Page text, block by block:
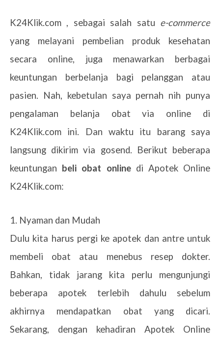
K24Klik.com , sebagai salah satu e-commerce
yang melayani pembelian produk kesehatan
secara online, juga menawarkan berbagai
keuntungan berbelanja bagi pelanggan atau
pasien. Nah, kebetulan saya pernah nih punya
pengalaman belanja obat via online di
K24Klik.com ini. Dan waktu itu barang saya
langsung dikirim via gosend. Berikut beberapa
keuntungan beli obat onlinedi Apotek Online
K24Klik.com:
1. Nyaman dan Mudah
Dulu kita harus pergi ke apotek dan antre untuk
membeli obat atau menebus resep dokter.
Bahkan, tidak jarang kita perlu mengunjungi
beberapa apotek terlebih dahulu sebelum
akhirnya mendapatkan obat yang dicari.
Sekarang, dengan kehadiran Apotek Online